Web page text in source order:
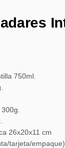
750ml.
26x20x11 cm
tarjeta/empaque).